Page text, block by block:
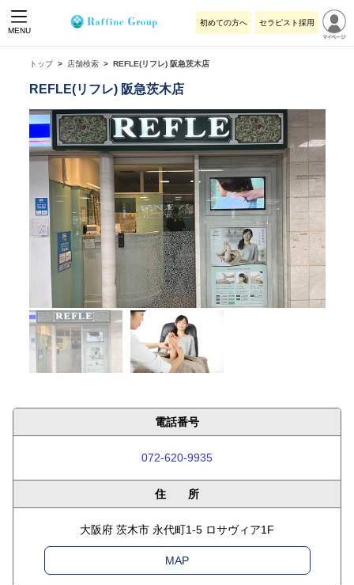
MENU
初めての方へ セラピスト採用
トップ 店舗検索 REFLE(リフレ) 阪急茨木店
REFLE(リフレ) 阪急茨木店
電話番号
072-620-9935
住 所
大阪府 茨木市 永代町1-5 ロサヴィア1F
MAP